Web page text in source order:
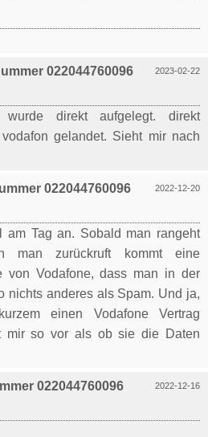
2023-02-22
022044760096
direkt aufgelegt. direkt
gelandet. Sieht mir nach
2022-12-20
022044760096
am Tag an. Sobald man rangeht
man zurückruft kommt eine
von Vodafone, dass man in der
nichts anderes als Spam. Und ja,
einen Vodafone Vertrag
mir so vor als ob sie die Daten
2022-12-16
022044760096